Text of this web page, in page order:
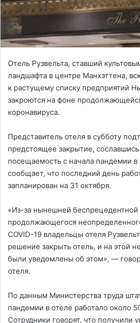
Отель Рузвельта, ставший
ландшафта в центре Манхэттена,
к растущему списку предприятий
закроются на фоне
коронавируса.
Представитель отеля в субботу
предстоящее закрытие,
посещаемость с начала пандемии в
сообщает, что последний день
запланирован на 31 октября.
«Из-за нынешней беспрецедентной
продолжающегося
COVID-19 владельцы отеля
решение закрыть отель, и на этой
были уведомлены об этом», —
отеля.
По данным Министерства труда
пандемии в отеле работало около
Сотрудники говорят, что получили